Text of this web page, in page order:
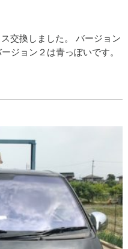
交換しました。 バージョン
ジョン２は青っぽいです。